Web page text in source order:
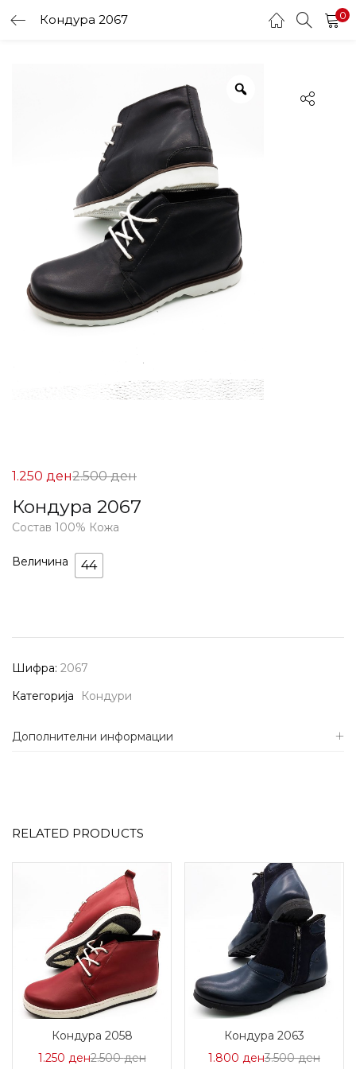
Кондура 2067 0
Кондура 2067
1.250 денЦена
Попуст:
2.500денНормална
2.500 ден.
Состав 100% Кожа
Величина 44
Шифра: 2067
Категорија
Кондури
Дополнителни информации
RELATED PRODUCTS
Кондура 2058
1.250 денЦена
2.500денНормална
Кондура 2063
1.800 денЦена
3.500ден
LOGIN
Enter your username and password to login.
Remember me
Login
Lost password?